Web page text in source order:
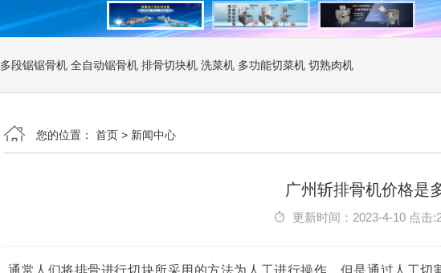
多段锯锯骨机 全自动锯骨机 排骨切块机 洗菜机 多功能切菜机 切熟肉机
您的位置： 首页 > 新闻中心
广州斩排骨机价格是
更新时间：2023-4-10 点击
通常人们将排骨进行切块所采用的方法为人工进行操作，但是通过人工